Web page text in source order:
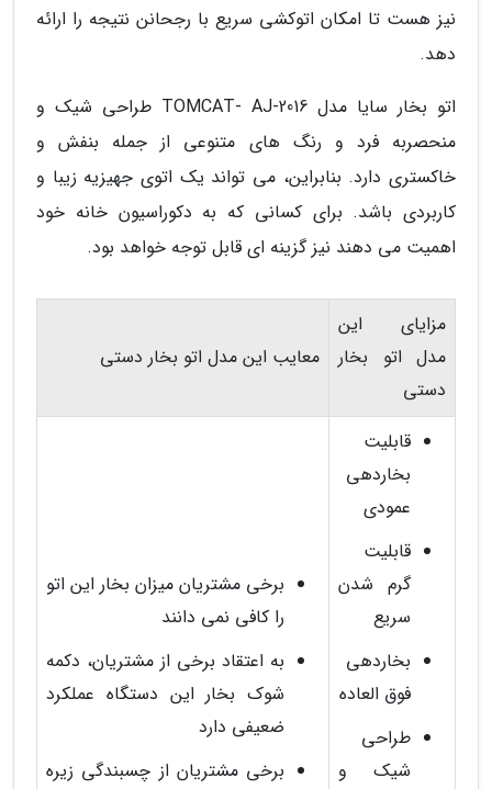
نیز هست تا امکان اتوکشی سریع با رجحانن نتیجه را ارائه
دهد.
اتو بخار سایا مدل TOMCAT- AJ-2016 طراحی شیک و
منحصربه فرد و رنگ های متنوعی از جمله بنفش و
خاکستری دارد. بنابراین، می تواند یک اتوی جهیزیه زیبا و
کاربردی باشد. برای کسانی که به دکوراسیون خانه خود
اهمیت می دهند نیز گزینه ای قابل توجه خواهد بود.
مزایای این
مدل اتو بخار
دستی
معایب این مدل اتو بخار دستی
قابلیت
بخاردهی
عمودی
قابلیت
گرم شدن
سریع
بخاردهی
فوق العاده
طراحی
شیک و
برخی مشتریان میزان بخار این اتو
را کافی نمی دانند
به اعتقاد برخی از مشتریان، دکمه
شوک بخار این دستگاه عملکرد
ضعیفی دارد
برخی مشتریان از چسبندگی زیره